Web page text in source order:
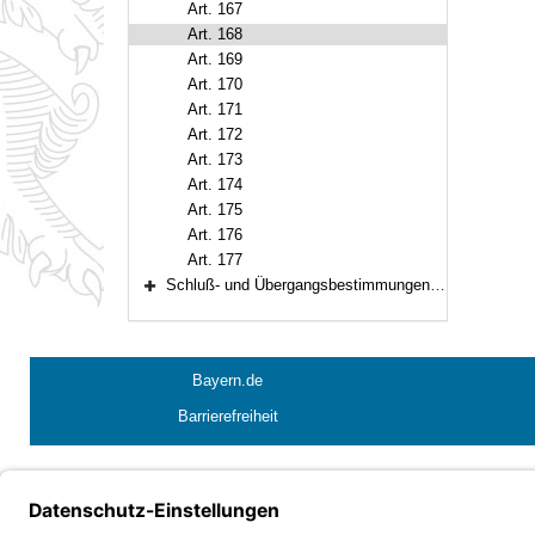
Art. 167
Art. 168
Art. 169
Art. 170
Art. 171
Art. 172
Art. 173
Art. 174
Art. 175
Art. 176
Art. 177
Schluß- und Übergangsbestimmungen (Art. 178–188)
Bayern.de
Barrierefreiheit